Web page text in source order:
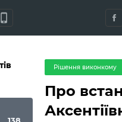
phone_iphone
Рішення виконкому
Про